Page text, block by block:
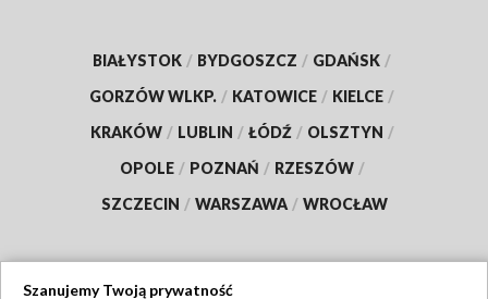
BIAŁYSTOK / BYDGOSZCZ / GDAŃSK /
GORZÓW WLKP. / KATOWICE / KIELCE /
KRAKÓW / LUBLIN / ŁÓDŹ / OLSZTYN /
OPOLE / POZNAŃ / RZESZÓW /
SZCZECIN / WARSZAWA / WROCŁAW
Szanujemy Twoją prywatność